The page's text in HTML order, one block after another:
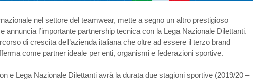
nel settore del teamwear, mette a segno un altro prestigioso
annuncia l’importante partnership tecnica con la Lega Nazionale Dilettanti.
di crescita dell’azienda italiana che oltre ad essere il terzo brand
come partner ideale per enti, organismi e federazioni sportive.
e Lega Nazionale Dilettanti avrà la durata due stagioni sportive (2019/20 –